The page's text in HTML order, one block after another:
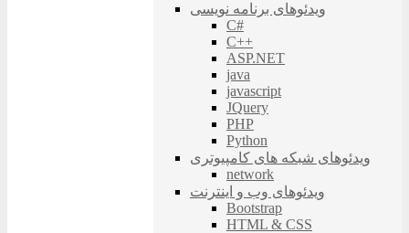
ویدئوهای برنامه نویسی
C#
C++
ASP.NET
java
javascript
JQuery
PHP
Python
ویدئوهای شبکه های کامپیوتری
network
ویدئوهای وب و اینترنت
Bootstrap
HTML & CSS